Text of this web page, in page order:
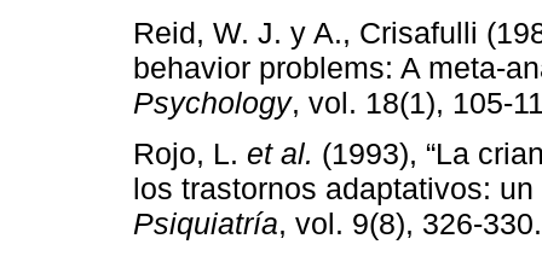
Reid, W. J. y A., Crisafulli
behavior problems: A meta-
Psychology, vol. 18(1), 105-
Rojo, L. et al. (1993), “La
los trastornos adaptativos:
Psiquiatría, vol. 9(8), 326-